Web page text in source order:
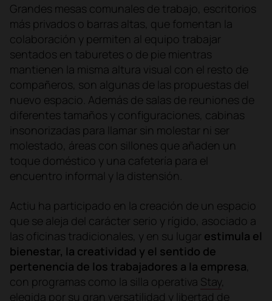
Grandes mesas comunales de trabajo, escritorios
más privados o barras altas, que fomentan la
colaboración y permiten al equipo trabajar
sentados en taburetes o de pie mientras
mantienen la misma altura visual con el resto de
compañeros, son algunas de las propuestas del
nuevo espacio. Además de salas de reuniones de
diferentes tamaños y configuraciones, cabinas
insonorizadas para llamar sin molestar ni ser
molestado, áreas con sillones que añaden un
toque doméstico y una cafetería para el
encuentro informal y la distensión.
Actiu ha participado en la creación de un espacio
que se aleja del carácter serio y rígido, asociado a
las oficinas tradicionales, y en su lugar estimula el
bienestar, la creatividad y el sentido de
pertenencia de los trabajadores a la empresa,
con programas como la silla operativa Stay,
elegida por su gran versatilidad y libertad de